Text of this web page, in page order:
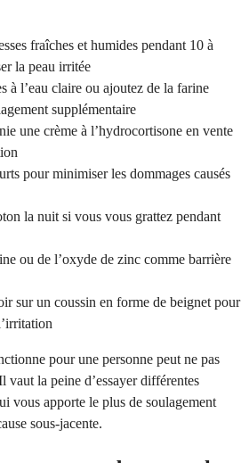
fraîches et humides pendant 10 à
la peau irritée
à l’eau claire ou ajoutez de la farine
supplémentaire
une crème à l’hydrocortisone en vente
pour minimiser les dommages causés
la nuit si vous vous grattez pendant
ou de l’oxyde de zinc comme barrière
sur un coussin en forme de beignet pour
pour une personne peut ne pas
la peine d’essayer différentes
vous apporte le plus de soulagement
sous-jacente.